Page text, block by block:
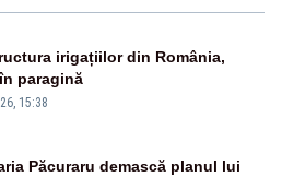
irigațiilor din România,
paragină
15:38
Păcuraru demască planul lui